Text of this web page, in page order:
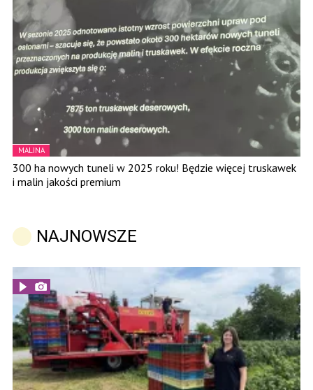
MALINA
300 ha nowych tuneli w 2025 roku! Będzie więcej truskawek
i malin jakości premium
NAJNOWSZE